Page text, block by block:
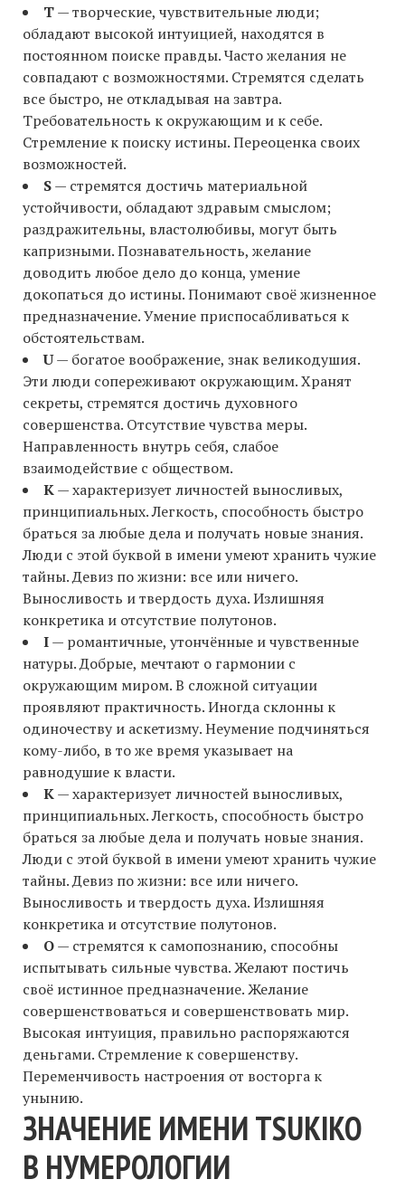
T— творческие, чувствительные люди;
обладают высокой интуицией, находятся в
постоянном поиске правды. Часто желания не
совпадают с возможностями. Стремятся сделать
все быстро, не откладывая на завтра.
Требовательность к окружающим и к себе.
Стремление к поиску истины. Переоценка своих
возможностей.
S— стремятся достичь материальной
устойчивости, обладают здравым смыслом;
раздражительны, властолюбивы, могут быть
капризными. Познавательность, желание
доводить любое дело до конца, умение
докопаться до истины. Понимают своё жизненное
предназначение. Умение приспосабливаться к
обстоятельствам.
U— богатое воображение, знак великодушия.
Эти люди сопереживают окружающим. Хранят
секреты, стремятся достичь духовного
совершенства. Отсутствие чувства меры.
Направленность внутрь себя, слабое
взаимодействие с обществом.
K— характеризует личностей выносливых,
принципиальных. Легкость, способность быстро
браться за любые дела и получать новые знания.
Люди с этой буквой в имени умеют хранить чужие
тайны. Девиз по жизни: все или ничего.
Выносливость и твердость духа. Излишняя
конкретика и отсутствие полутонов.
I— романтичные, утончённые и чувственные
натуры. Добрые, мечтают о гармонии с
окружающим миром. В сложной ситуации
проявляют практичность. Иногда склонны к
одиночеству и аскетизму. Неумение подчиняться
кому-либо, в то же время указывает на
равнодушие к власти.
K— характеризует личностей выносливых,
принципиальных. Легкость, способность быстро
браться за любые дела и получать новые знания.
Люди с этой буквой в имени умеют хранить чужие
тайны. Девиз по жизни: все или ничего.
Выносливость и твердость духа. Излишняя
конкретика и отсутствие полутонов.
O— стремятся к самопознанию, способны
испытывать сильные чувства. Желают постичь
своё истинное предназначение. Желание
совершенствоваться и совершенствовать мир.
Высокая интуиция, правильно распоряжаются
деньгами. Стремление к совершенству.
Переменчивость настроения от восторга к
унынию.
ЗНАЧЕНИЕ ИМЕНИ TSUKIKO
В НУМЕРОЛОГИИ